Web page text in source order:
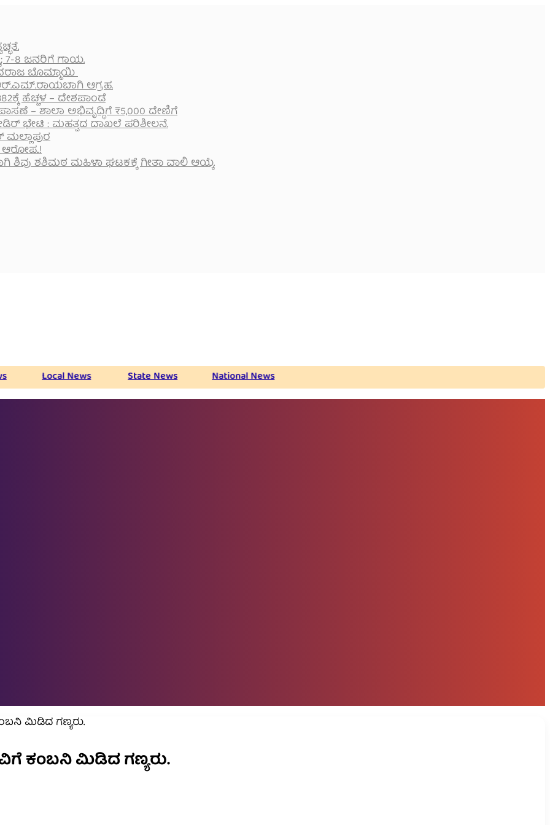
7-8 ಜನರಿಗೆ ಗಾಯ.
ಬೊಮ್ಮಾಯಿ
ಆಗ್ರಹ.
ಹೆಚ್ಚಳ – ದೇಶಪಾಂಡೆ
– ಶಾಲಾ ಅಭಿವೃದ್ಧಿಗೆ ₹5,000 ದೇಣಿಗೆ
ಭೇಟಿ : ಮಹತ್ವದ ದಾಖಲೆ ಪರಿಶೀಲನೆ.
ಆರೋಪ..!
ಶಶಿಮಠ ಮಹಿಳಾ ಘಟಕಕ್ಕೆ ಗೀತಾ ವಾಲಿ ಆಯ್ಕೆ.
Local News State News National News
ಮಿಡಿದ ಗಣ್ಯರು.
ಕಂಬನಿ ಮಿಡಿದ ಗಣ್ಯರು.